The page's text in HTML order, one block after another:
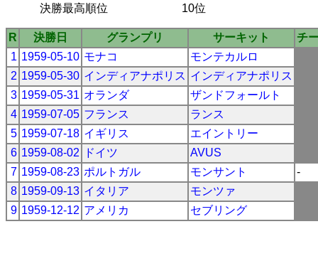
決勝最高順位
10位
R 決勝日 グランプリ サーキット
チ
1 1959-05-10 モナコ
モンテカルロ
2 1959-05-30 インディアナポリス インディアナポリス
3 1959-05-31 オランダ
ザンドフォールト
4 1959-07-05 フランス
ランス
5 1959-07-18 イギリス
エイントリー
6 1959-08-02 ドイツ
AVUS
7 1959-08-23 ポルトガル モンサント
-
8 1959-09-13 イタリア
モンツァ
9 1959-12-12 アメリカ セブリング